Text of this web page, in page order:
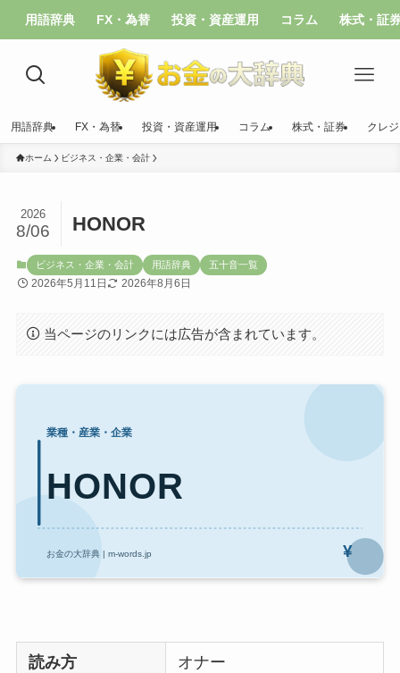
用語辞典 FX・為替 投資・資産運用 コラム 株式・証
用語辞典 FX・為替 投資・資産運用 コラム 株式・証券 クレ
ホーム ビジネス・企業・会計
HONOR
2026
8/06
ビジネス・企業・会計 用語辞典 五十音一覧
2026年5月11日 2026年8月6日
当ページのリンクには広告が含まれています。
読み方 オナー